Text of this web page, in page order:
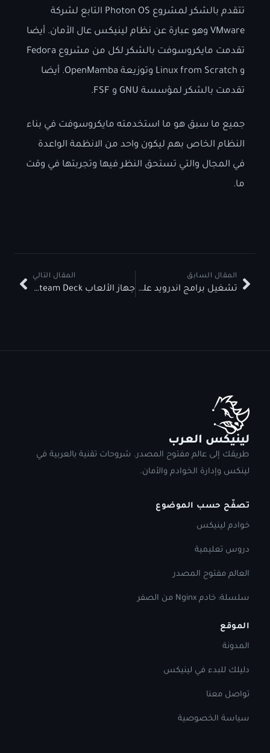
تتقدم بالشكر لمشروع Photon OS التابع لشركة
VMware وهو عبارة عن نظام لينيكس عال الأمان. أيضا
تقدمت مايكروسوفت بالشكر لكل من مشروع Fedora
و Linux from Scratch وتوزيعة OpenMamba. أيضا
تقدمت بالشكر لمؤسسة GNU و FSF.
جميع ما سبق هو ما استخدمته مايكروسوفت في بناء
النظام الخاص بهم ليكون واحد من الانظمة الواعدة
في المجال والتي تستحق النظر فيها وتجربتها في وقت
ما.
المقال السابق
تشغيل برامج اندرويد على لينيكس بواسطة WayDroid بدون تباطؤ
المقال التالي
جهاز الألعاب Steam Deck الجديد من Steam
لينيكس العرب
طريقك إلى عالم مفتوح المصدر. شروحات تقنية بالعربية في
لينكس وإدارة الخوادم والأمان.
تصفّح حسب الموضوع
خوادم لينيكس
دروس تعليمية
العالم مفتوح المصدر
سلسلة: خادم Nginx من الصفر
الموقع
المدونة
دليلك للبدء في لينيكس
تواصل معنا
سياسة الخصوصية